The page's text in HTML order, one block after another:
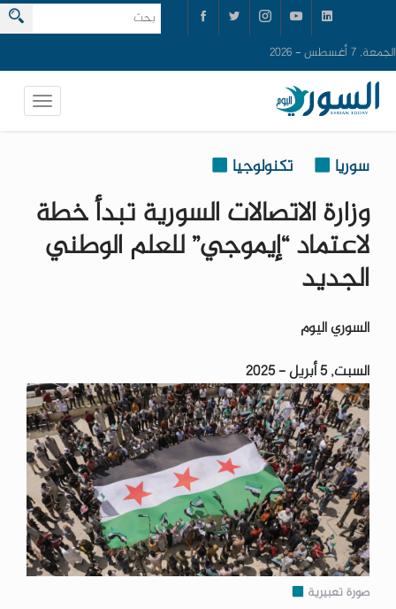
الجمعة, 7 أغسطس - 2026
سوريا تكنولوجيا
وزارة الاتصالات السورية تبدأ خطة
لاعتماد “إيموجي” للعلم الوطني
الجديد
السوري اليوم
السبت, 5 أبريل - 2025
صورة تعبيرية